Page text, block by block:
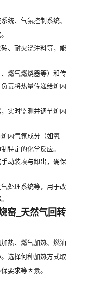
统、气氛控制系统、
、耐火浇注料等，能
燃气燃烧器等）和传
责将热量传递给炉内
实时监测并调节炉内
内气氛成分（如氧
特定的化学反应。
动装填与卸出，确保
处理系统等，用于改
窑_天然气回转
热、燃气加热、燃油
选择何种加热方式取
要求等因素。